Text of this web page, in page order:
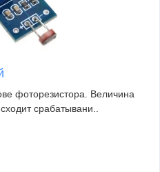
фоторезистора. Величина
срабатывани..